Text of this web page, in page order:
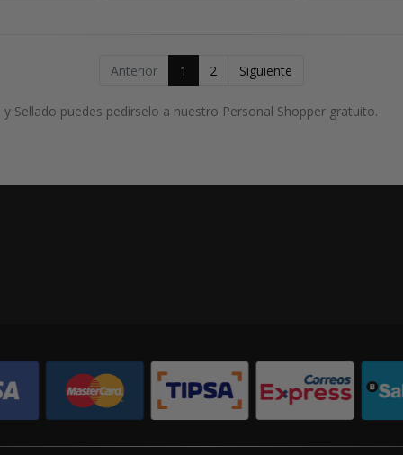
Anterior 1 2 Siguiente
Sellado puedes pedírselo a nuestro Personal Shopper gratuito.